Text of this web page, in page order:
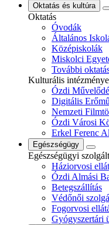
Oktatás és kultúra
Oktatás
Óvodák
Általános
Középiskolák
Miskolci
További
Kulturális
Ózdi
Digitális
Nemzeti
Ózdi Városi
Erkel Ferenc
Egészségügy
Egészségügyi
Háziorvosi
Ózdi Almási
Betegszállítás
Védőnői
Fogorvosi
Gyógyszertári